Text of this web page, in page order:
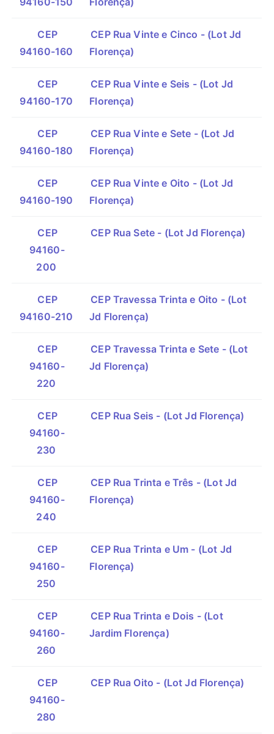
CEP
94160-160
CEP Rua Vinte e Cinco - (Lot Jd
Florença)
CEP
94160-170
CEP Rua Vinte e Seis - (Lot Jd
Florença)
CEP
94160-180
CEP Rua Vinte e Sete - (Lot Jd
Florença)
CEP
94160-190
CEP Rua Vinte e Oito - (Lot Jd
Florença)
CEP
94160-
200
CEP Rua Sete - (Lot Jd Florença)
CEP
94160-210
CEP Travessa Trinta e Oito - (Lot
Jd Florença)
CEP
94160-
220
CEP Travessa Trinta e Sete - (Lot
Jd Florença)
CEP
94160-
230
CEP Rua Seis - (Lot Jd Florença)
CEP
94160-
240
CEP Rua Trinta e Três - (Lot Jd
Florença)
CEP
94160-
250
CEP Rua Trinta e Um - (Lot Jd
Florença)
CEP
94160-
260
CEP Rua Trinta e Dois - (Lot
Jardim Florença)
CEP
94160-
280
CEP Rua Oito - (Lot Jd Florença)